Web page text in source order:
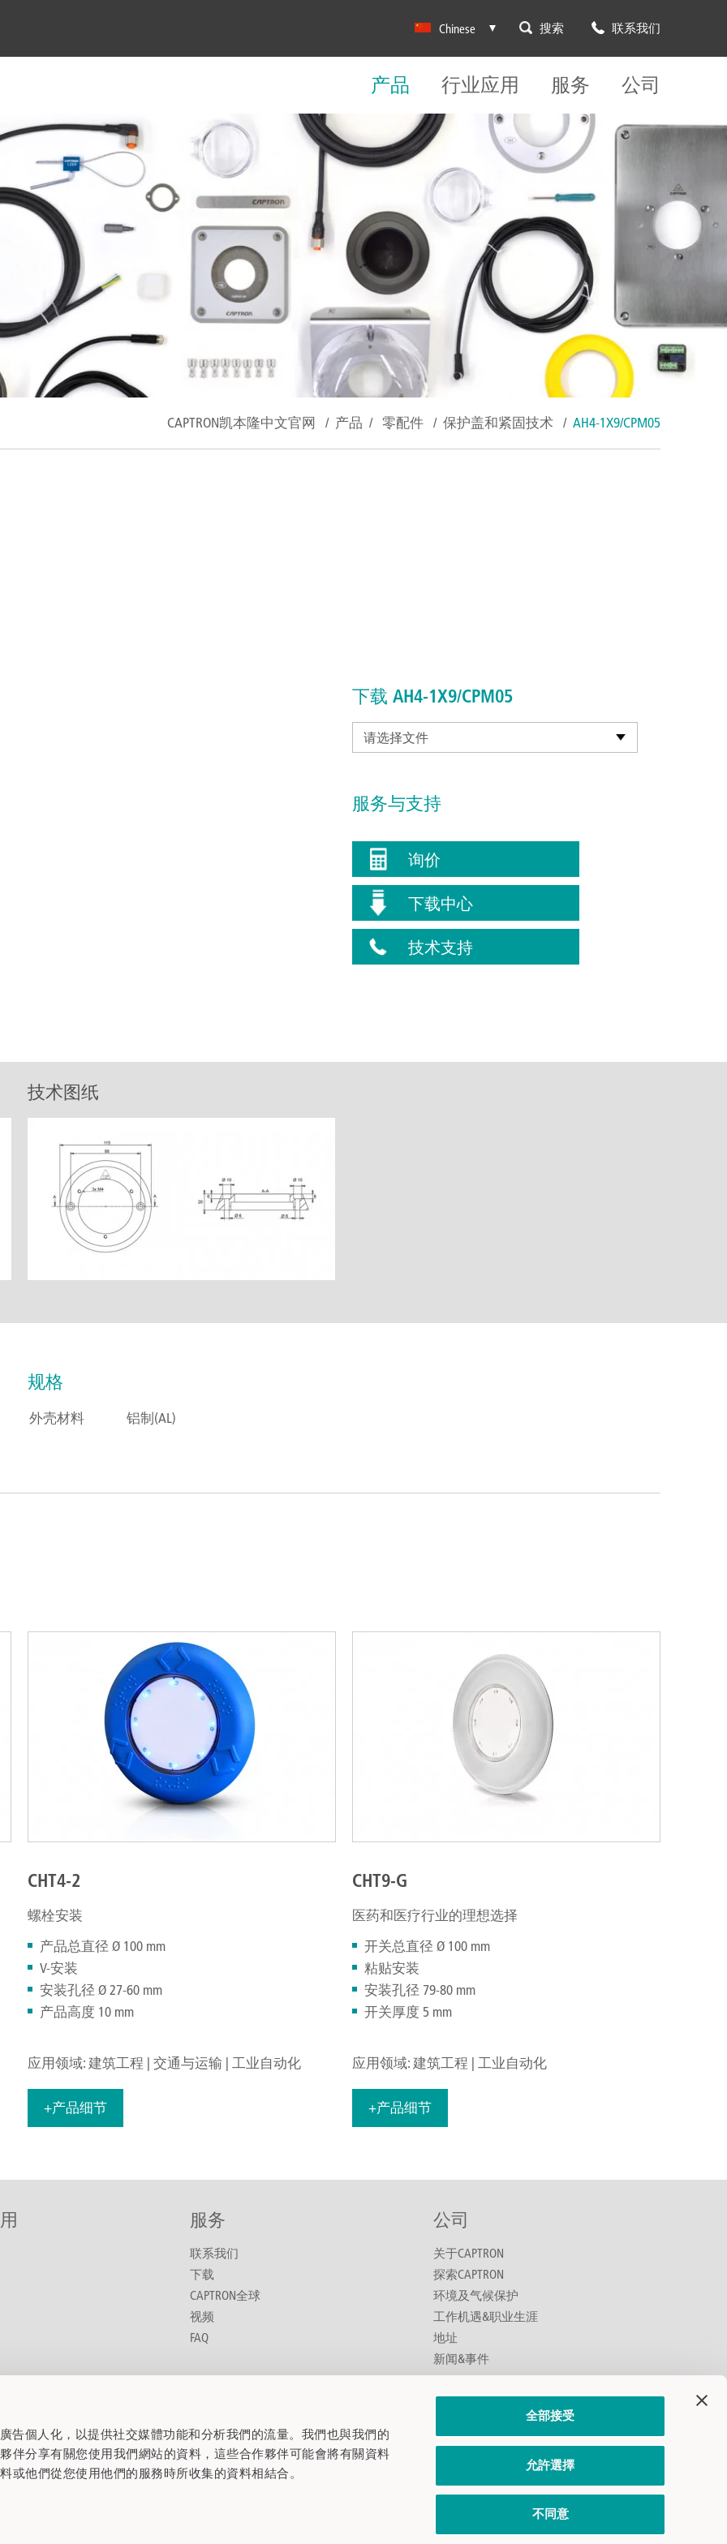
告個人化，以提供社交媒體功能和分析我們的流量。我們也與我們的
伴分享有關您使用我們網站的資料，這些合作夥伴可能會將有關資料
或他們從您使用他們的服務時所收集的資料相結合。
全部接受
允許選擇
不同意
Chinese 搜索 联系我们
产品 行业应用 服务 公司
CAPTRON凯本隆中文官网 / 产品 / 零配件 / 保护盖和紧固技术 / AH4-1X9/CPM05
下载 AH4-1X9/CPM05
请选择文件
服务与支持
询价
下载中心
技术支持
技术图纸
规格
外壳材料 铝制(AL)
CHT4-2
螺栓安装
产品总直径 Ø 100 mm
V-安装
安装孔径 Ø 27-60 mm
产品高度 10 mm
应用领域: 建筑工程 | 交通与运输 | 工业自动化
+产品细节
CHT9-G
医药和医疗行业的理想选择
开关总直径 Ø 100 mm
粘贴安装
安装孔径 79-80 mm
开关厚度 5 mm
应用领域: 建筑工程 | 工业自动化
+产品细节
工程
服务
联系我们
下载
CAPTRON全球
视频
FAQ
公司
关于CAPTRON
探索CAPTRON
环境及气候保护
工作机遇&职业生涯
地址
新闻&事件
CAPTRON领英及微信账号